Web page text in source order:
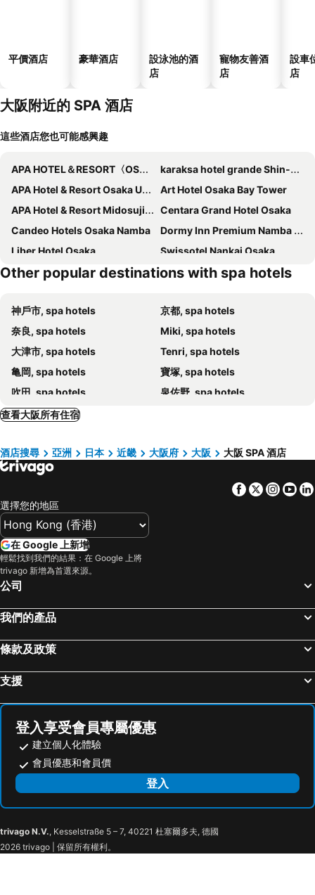
平價酒店 豪華酒店
設泳池的酒
店
寵物友善酒
店
設車
店
大阪附近的 SPA 酒店
這些酒店您也可能感興趣
APA HOTEL＆RESORT〈OSAKA NAMBA EKIMAE TOWER〉
karaksa hotel grande Shin-Osaka Tower
APA Hotel & Resort Osaka Umeda Eki Tower
Art Hotel Osaka Bay Tower
APA Hotel & Resort Midosuji Hommachi Ekimae Tower
Centara Grand Hotel Osaka
Candeo Hotels Osaka Namba
Dormy Inn Premium Namba Natural Hot Spring
Liber Hotel Osaka
Swissotel Nankai Osaka
APA 大阪心齋橋酒店
Rihga Royal Hotel Osaka
Villa Fontaine Grand Osaka Umeda
Dormy Inn Premium Namba ANNEX Natural Hot Spring
APA Hotel Osaka Temmabashi Ekimae
京阪環球塔酒店
Hotel Elcient Osaka Umeda
大阪新大谷酒店
KOKO HOTEL Osaka Shinsaibashi
Onyado Nono Namba Natural Hot Spring
大阪天然溫泉都市超級酒店
大阪希爾頓酒店
Hot Spring Osaka Hinode Hotel Nipponbashi
大阪蒙特利拉蘇瑞酒店
HOTEL LiVEMAX PREMIUM Umeda EAST
溫泉大世界
Welina Hotel Premier Nakanoshima West
Hotel K6 Osaka Namba
大阪威斯汀酒店
APA Hotel Yodoyabashi Ekimae
Astil Hotel Shin-Osaka
Randor Hotel Namba Osaka Suites
hotel androoms Shin-Osaka
Apa Hotel Shin-osaka Ekimae
Fourz Hotel Kintetsu Osaka-Namba
Onyado Nono Osaka Yodoyabashi
大阪麗思卡爾頓酒店
ホテル リトルチャペルクリスマス 梅田
First Cabin Nishi Umeda
大阪學術酒店
HOTEL U's Kouroen – Adults Only
Kuretake Inn Osaka Midosuji Hommachi
Other popular destinations with spa hotels
神戶市, spa hotels
京都, spa hotels
奈良, spa hotels
Miki, spa hotels
大津市, spa hotels
Tenri, spa hotels
亀岡, spa hotels
寶塚, spa hotels
吹田, spa hotels
泉佐野, spa hotels
Tondabayashi, spa hotels
Kaizuka, spa hotels
明石, spa hotels
堺市, spa hotels
Heguri, spa hotels
Uda, spa hotels
Katsuragi, spa hotels
Minamitanba, spa hotels
香芝, spa hotels
Sasayama, spa hotels
大東, spa hotels
四條畷, spa hotels
Osakasayama, spa hotels
Kasagi, spa hotels
查看大阪所有住宿
酒店搜尋 亞洲 日本 近畿 大阪府 大阪 大阪 SPA 酒店
Facebook
Twitter
選擇您的地區
在 Google 上新增
輕鬆找到我們的結果：在 Google 上將
trivago 新增為首選來源。
公司
我們的產品
條款及政策
支援
登入享受會員專屬優惠
建立個人化體驗
會員優惠和會員價
登入
trivago N.V., Kesselstraße 5 – 7, 40221 杜塞爾多夫, 德國
2026 trivago | 保留所有權利。